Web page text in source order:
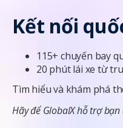
Kết nối
115+ chuyến bay
20 phút lái xe từ
Tìm hiểu và khám phá
Hãy để GlobalX hỗ trợ